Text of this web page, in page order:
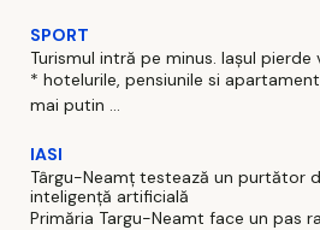
SPORT
Turismul intră pe minus. Iașul
* hotelurile, pensiunile si
mai putin ...
IASI
Târgu-Neamț testează un purtător
inteligență artificială
Primăria Targu-Neamt face un pas